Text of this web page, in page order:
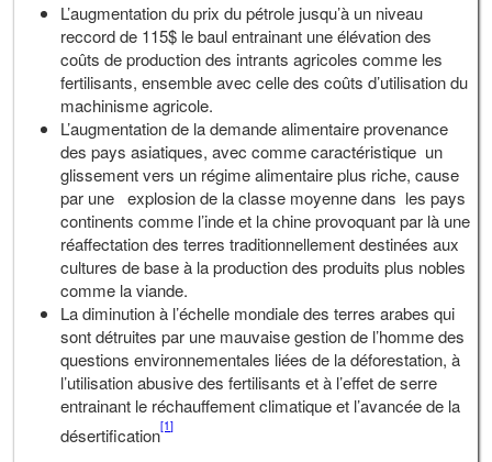
L’augmentation du prix du pétrole jusqu’à un niveau
reccord de 115$ le baul entrainant une élévation des
coûts de production des intrants agricoles comme les
fertilisants, ensemble avec celle des coûts d’utilisation du
machinisme agricole.
L’augmentation de la demande alimentaire provenance
des pays asiatiques, avec comme caractéristique un
glissement vers un régime alimentaire plus riche, cause
par une explosion de la classe moyenne dans les pays
continents comme l’inde et la chine provoquant par là une
réaffectation des terres traditionnellement destinées aux
cultures de base à la production des produits plus nobles
comme la viande.
La diminution à l’échelle mondiale des terres arabes qui
sont détruites par une mauvaise gestion de l’homme des
questions environnementales liées de la déforestation, à
l’utilisation abusive des fertilisants et à l’effet de serre
entrainant le réchauffement climatique et l’avancée de la
désertification[1]